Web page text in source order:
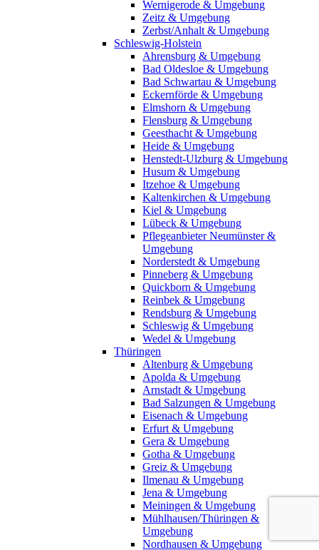
Wernigerode & Umgebung
Zeitz & Umgebung
Zerbst/Anhalt & Umgebung
Schleswig-Holstein
Ahrensburg & Umgebung
Bad Oldesloe & Umgebung
Bad Schwartau & Umgebung
Eckernförde & Umgebung
Elmshorn & Umgebung
Flensburg & Umgebung
Geesthacht & Umgebung
Heide & Umgebung
Henstedt-Ulzburg & Umgebung
Husum & Umgebung
Itzehoe & Umgebung
Kaltenkirchen & Umgebung
Kiel & Umgebung
Lübeck & Umgebung
Pflegeanbieter Neumünster &
Umgebung
Norderstedt & Umgebung
Pinneberg & Umgebung
Quickborn & Umgebung
Reinbek & Umgebung
Rendsburg & Umgebung
Schleswig & Umgebung
Wedel & Umgebung
Thüringen
Altenburg & Umgebung
Apolda & Umgebung
Arnstadt & Umgebung
Bad Salzungen & Umgebung
Eisenach & Umgebung
Erfurt & Umgebung
Gera & Umgebung
Gotha & Umgebung
Greiz & Umgebung
Ilmenau & Umgebung
Jena & Umgebung
Meiningen & Umgebung
Mühlhausen/Thüringen &
Umgebung
Nordhausen & Umgebung